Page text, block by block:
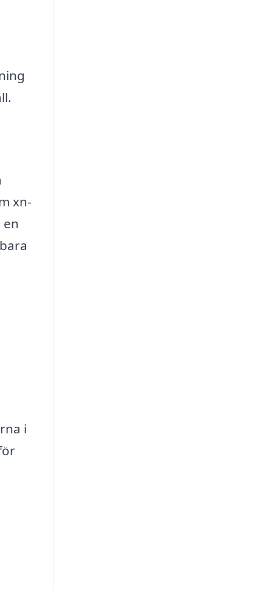
xn-
i